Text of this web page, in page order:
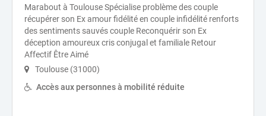
Marabout à Toulouse Spécialise problème des couple
récupérer son Ex amour fidélité en couple infidélité renforts
des sentiments sauvés couple Reconquérir son Ex
déception amoureux cris conjugal et familiale Retour
Affectif Être Aimé
Toulouse (31000)
Accès aux personnes à mobilité réduite